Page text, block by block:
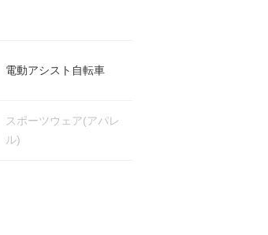
電動アシスト自転車
スポーツウェア(アパレ
ル)